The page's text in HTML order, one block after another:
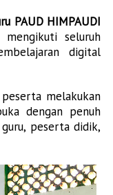
PAUD HIMPAUDI
seluruh
digital
melakukan
dengan penuh
peserta didik,